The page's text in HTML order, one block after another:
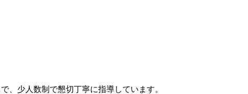
、少人数制で懇切丁寧に指導しています。